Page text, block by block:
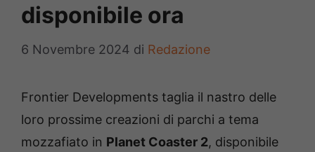
disponibile ora
6 Novembre 2024 di Redazione
Frontier Developments taglia il nastro delle
loro prossime creazioni di parchi a tema
mozzafiato in Planet Coaster 2, disponibile